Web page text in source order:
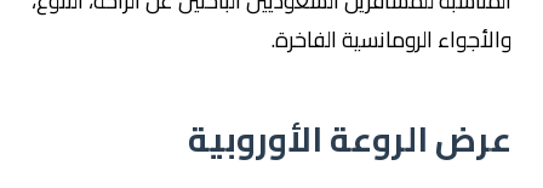
والأجواء الرومانسية الفاخرة.
عرض الروعة الأوروبية